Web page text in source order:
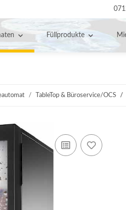
Füllprodukte
TableTop & Büroservice/OCS